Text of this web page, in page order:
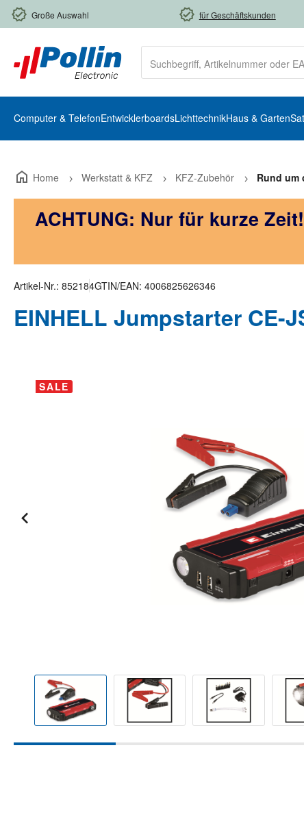
Hauptinhalt springen
Zur Suche springen
Zur Hauptnavigation springen
Große Auswahl für Geschäftskunden
Computer & TelefonEntwicklerboardsLichttechnikHaus & Garten
Home Werkstatt & KFZ KFZ-Zubehör Rund um
ACHTUNG: Nur für kurze Zeit!
Artikel-Nr.: 852184GTIN/EAN: 4006825626346
EINHELL Jumpstarter CE-
Bildergalerie überspringen
SALE